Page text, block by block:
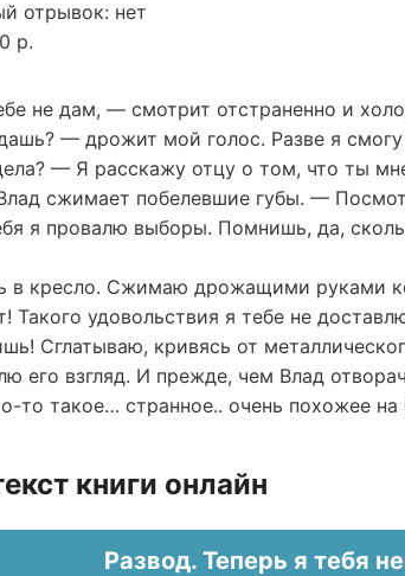
отрывок: нет
р.
не дам, — смотрит отстраненно и
— дрожит мой голос. Разве я
— Я расскажу отцу о том, что ты
сжимает побелевшие губы. —
я провалю выборы. Помнишь, да,
в кресло. Сжимаю дрожащими руками
Такого удовольствия я тебе не
Сглатываю, кривясь от
его взгляд. И прежде, чем Влад
то такое… странное.. очень похожее на
книги онлайн
Развод. Теперь я тебя